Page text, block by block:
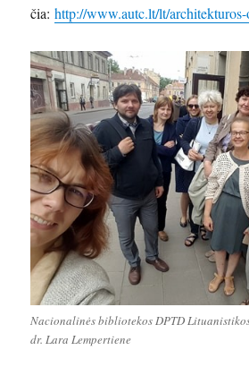
čia:http://www.autc.lt/lt/
Nacionalinės bibliotekos DPTD
dr. Lara Lempertiene